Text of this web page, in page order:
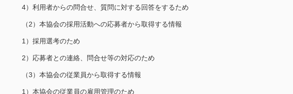
4）利用者からの問合せ、質問に対する回答をするため
（2）本協会の採用活動への応募者から取得する情報
1）採用選考のため
2）応募者との連絡、問合せ等の対応のため
（3）本協会の従業員から取得する情報
1）本協会の従業員の雇用管理のため